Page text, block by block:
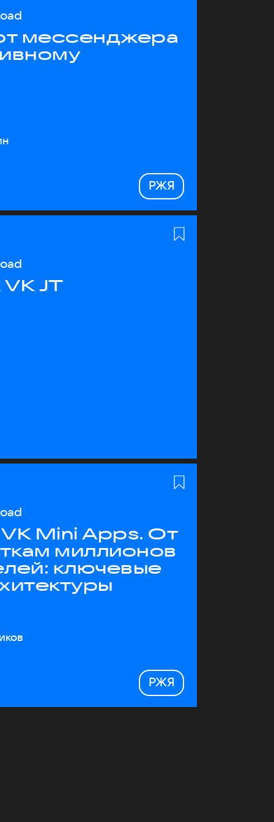
мессенджера
РЖЯ
JT
Mini Apps. От
миллионов
ключевые
РЖЯ